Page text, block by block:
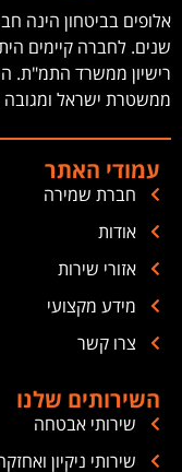
שנים. לחברה קיימים
רישיון ממשרד התמ"ת.
ממשטרת ישראל ומגובה
עמודי האתר
חברת שמירה
אודות
אזורי שירות
מידע מקצועי
צרו קשר
השירותים שלנו
שירותי אבטחה
שירותי ניקיון